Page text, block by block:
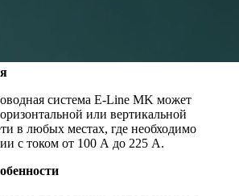
система E-Line МK может
или вертикальной
в любых местах, где необходимо
с током от 100 А до 225 А.